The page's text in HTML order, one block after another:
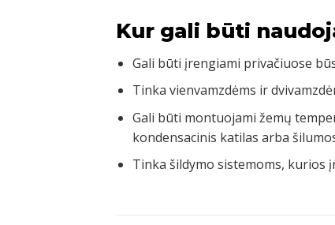
Kur gali būti
Gali būti įrengiami privačiuose
Tinka vienvamzdėms ir
Gali būti montuojami žemų
kondensacinis katilas arba
Tinka šildymo sistemoms, kurios